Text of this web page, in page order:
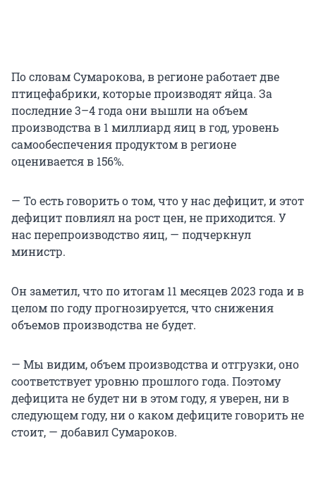
По словам Сумарокова, в регионе работает две
птицефабрики, которые производят яйца. За
последние 3–4 года они вышли на объем
производства в 1 миллиард яиц в год, уровень
самообеспечения продуктом в регионе
оценивается в 156%.
— То есть говорить о том, что у нас дефицит, и этот
дефицит повлиял на рост цен, не приходится. У
нас перепроизводство яиц, — подчеркнул
министр.
Он заметил, что по итогам 11 месяцев 2023 года и в
целом по году прогнозируется, что снижения
объемов производства не будет.
— Мы видим, объем производства и отгрузки, оно
соответствует уровню прошлого года. Поэтому
дефицита не будет ни в этом году, я уверен, ни в
следующем году, ни о каком дефиците говорить не
стоит, — добавил Сумароков.